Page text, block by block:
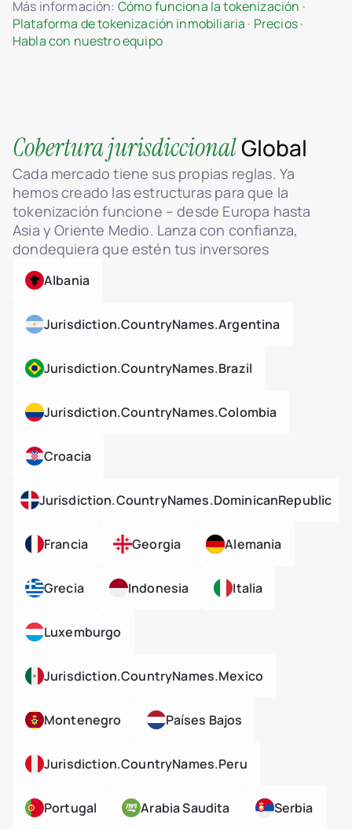
Más información: Cómo funciona la tokenización ·
Plataforma de tokenización inmobiliaria · Precios·
Habla con nuestro equipo
Cobertura jurisdiccionalGlobal
Cada mercado tiene sus propias reglas. Ya
hemos creado las estructuras para que la
tokenización funcione – desde Europa hasta
Asia y Oriente Medio. Lanza con confianza,
dondequiera que estén tus inversores
Albania
Jurisdiction.countryNames.argentina
Jurisdiction.countryNames.brazil
Jurisdiction.countryNames.colombia
Croacia
Jurisdiction.countryNames.dominicanRepublic
Francia Georgia Alemania
Grecia Indonesia Italia
Luxemburgo
Jurisdiction.countryNames.mexico
Montenegro Países Bajos
Jurisdiction.countryNames.peru
Portugal Arabia Saudita Serbia